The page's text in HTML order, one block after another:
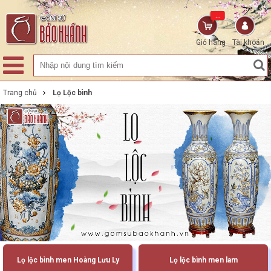
Tài khoản
Giỏ hàng
...
Trang chủ Lọ Lộc bình
Lọ lộc bình men Hoàng Lưu Ly Lọ lộc bình men lam